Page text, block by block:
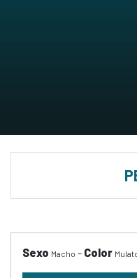
Sexo Macho - Color